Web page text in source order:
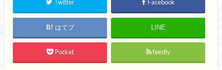
Twitter Facebook
はてブ LINE
Pocket feedly